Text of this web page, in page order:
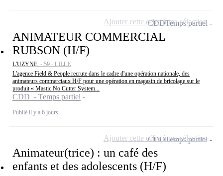
ANIMATEUR COMMERCIAL
RUBSON (H/F)
L'UZYNE - 59 - LILLE
L'agence Field & People recrute dans le cadre d'une opération nationale, des
animateurs commerciaux H/F pour une opération en magasin de bricolage sur le
produit « Mastic No Cutter System...
CDD - Temps partiel
Publié il y a 6 jours
CDDTemps partiel
Ajouter cette offre à ma sélection
Animateur(trice) : un café des
enfants et des adolescents (H/F)
CDDTemps partiel
Ajouter cette offre à ma sélection